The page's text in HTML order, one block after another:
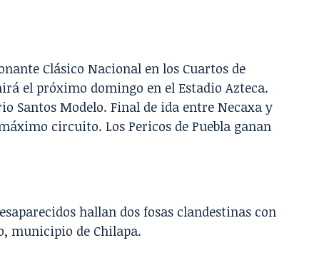
Clásico Nacional en los Cuartos de
el próximo domingo en el Estadio Azteca.
Santos Modelo. Final de ida entre Necaxa y
circuito. Los Pericos de Puebla ganan
hallan dos fosas clandestinas con
, municipio de Chilapa.